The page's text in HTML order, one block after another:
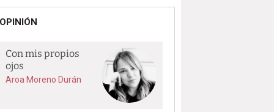
OPINIÓN
Con mis propios
ojos
Aroa Moreno Durán